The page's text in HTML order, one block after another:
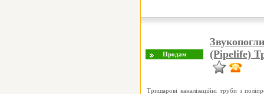
(Pipelife)
Тришарові каналізаційні труби з